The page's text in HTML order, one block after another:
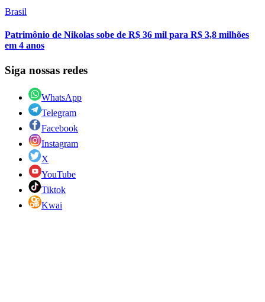
Brasil
Patrimônio de Nikolas sobe de R$ 36 mil para R$ 3,8 milhões
em 4 anos
Siga nossas redes
WhatsApp
Telegram
Facebook
Instagram
X
YouTube
Tiktok
Kwai